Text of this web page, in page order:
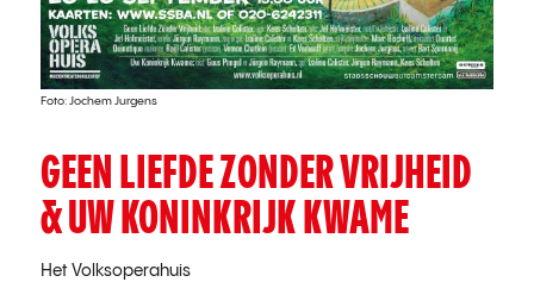
Foto: Jochem Jurgens
GEEN LIEFDE ZONDER VRIJHEID
& UW KONINKRIJK KWAME
Het Volksoperahuis